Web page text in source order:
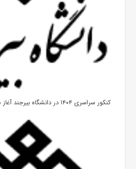
کنکور سراسری ۱۴۰۴ در دانشگاه بیرجند آغاز شد